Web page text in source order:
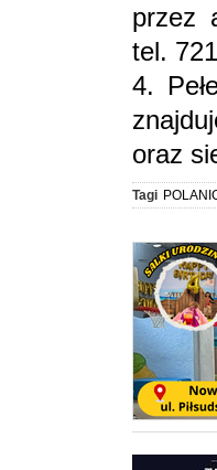
przez
tel.
4.
oraz
Tagi